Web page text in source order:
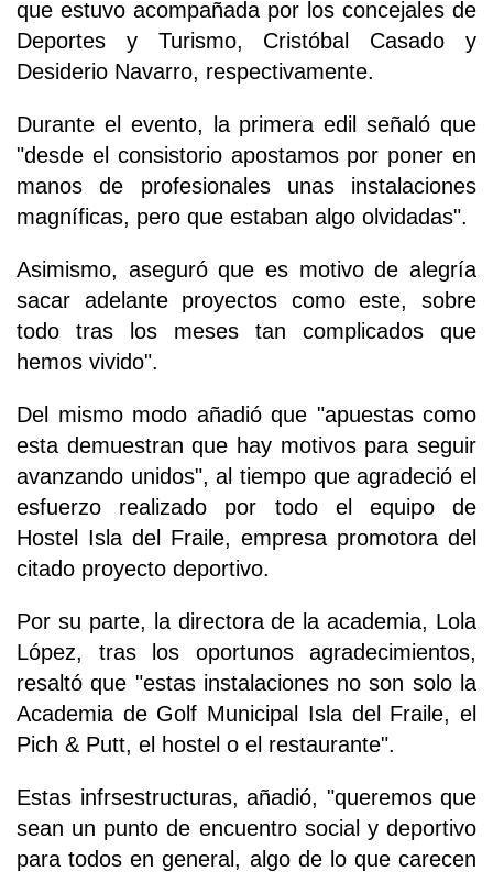
que estuvo acompañada por los concejales de
Deportes y Turismo, Cristóbal Casado y
Desiderio Navarro, respectivamente.
Durante el evento, la primera edil señaló que
"desde el consistorio apostamos por poner en
manos de profesionales unas instalaciones
magníficas, pero que estaban algo olvidadas".
Asimismo, aseguró que es motivo de alegría
sacar adelante proyectos como este, sobre
todo tras los meses tan complicados que
hemos vivido".
Del mismo modo añadió que "apuestas como
esta demuestran que hay motivos para seguir
avanzando unidos", al tiempo que agradeció el
esfuerzo realizado por todo el equipo de
Hostel Isla del Fraile, empresa promotora del
citado proyecto deportivo.
Por su parte, la directora de la academia, Lola
López, tras los oportunos agradecimientos,
resaltó que "estas instalaciones no son solo la
Academia de Golf Municipal Isla del Fraile, el
Pich & Putt, el hostel o el restaurante".
Estas infrsestructuras, añadió, "queremos que
sean un punto de encuentro social y deportivo
para todos en general, algo de lo que carecen